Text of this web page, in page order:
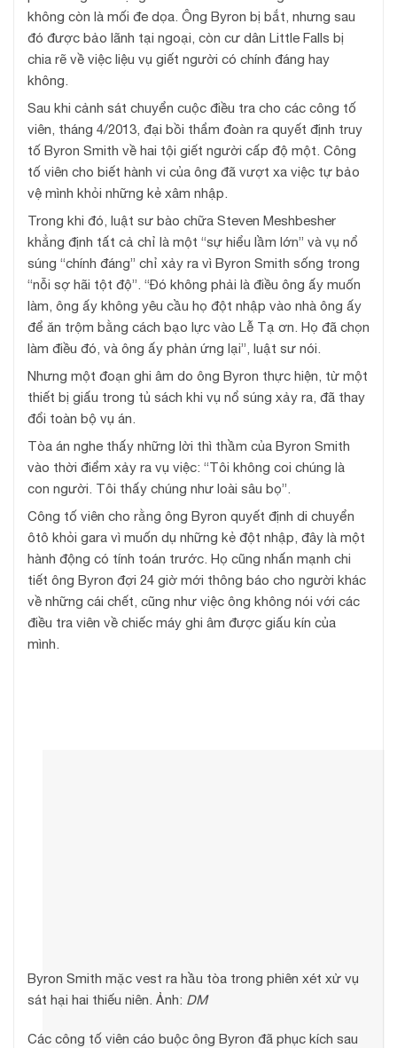
không còn là mối đe dọa. Ông Byron bị bắt, nhưng sau
đó được bảo lãnh tại ngoại, còn cư dân Little Falls bị
chia rẽ về việc liệu vụ giết người có chính đáng hay
không.
Sau khi cảnh sát chuyển cuộc điều tra cho các công tố
viên, tháng 4/2013, đại bồi thẩm đoàn ra quyết định truy
tố Byron Smith về hai tội giết người cấp độ một. Công
tố viên cho biết hành vi của ông đã vượt xa việc tự bảo
vệ mình khỏi những kẻ xâm nhập.
Trong khi đó, luật sư bào chữa Steven Meshbesher
khẳng định tất cả chỉ là một “sự hiểu lầm lớn” và vụ nổ
súng “chính đáng” chỉ xảy ra vì Byron Smith sống trong
“nỗi sợ hãi tột độ”. “Đó không phải là điều ông ấy muốn
làm, ông ấy không yêu cầu họ đột nhập vào nhà ông ấy
để ăn trộm bằng cách bạo lực vào Lễ Tạ ơn. Họ đã chọn
làm điều đó, và ông ấy phản ứng lại”, luật sư nói.
Nhưng một đoạn ghi âm do ông Byron thực hiện, từ một
thiết bị giấu trong tủ sách khi vụ nổ súng xảy ra, đã thay
đổi toàn bộ vụ án.
Tòa án nghe thấy những lời thì thầm của Byron Smith
vào thời điểm xảy ra vụ việc: “Tôi không coi chúng là
con người. Tôi thấy chúng như loài sâu bọ”.
Công tố viên cho rằng ông Byron quyết định di chuyển
ôtô khỏi gara vì muốn dụ những kẻ đột nhập, đây là một
hành động có tính toán trước. Họ cũng nhấn mạnh chi
tiết ông Byron đợi 24 giờ mới thông báo cho người khác
về những cái chết, cũng như việc ông không nói với các
điều tra viên về chiếc máy ghi âm được giấu kín của
mình.
Byron Smith mặc vest ra hầu tòa trong phiên xét xử vụ
sát hại hai thiếu niên. Ảnh: DM
Các công tố viên cáo buộc ông Byron đã phục kích sau